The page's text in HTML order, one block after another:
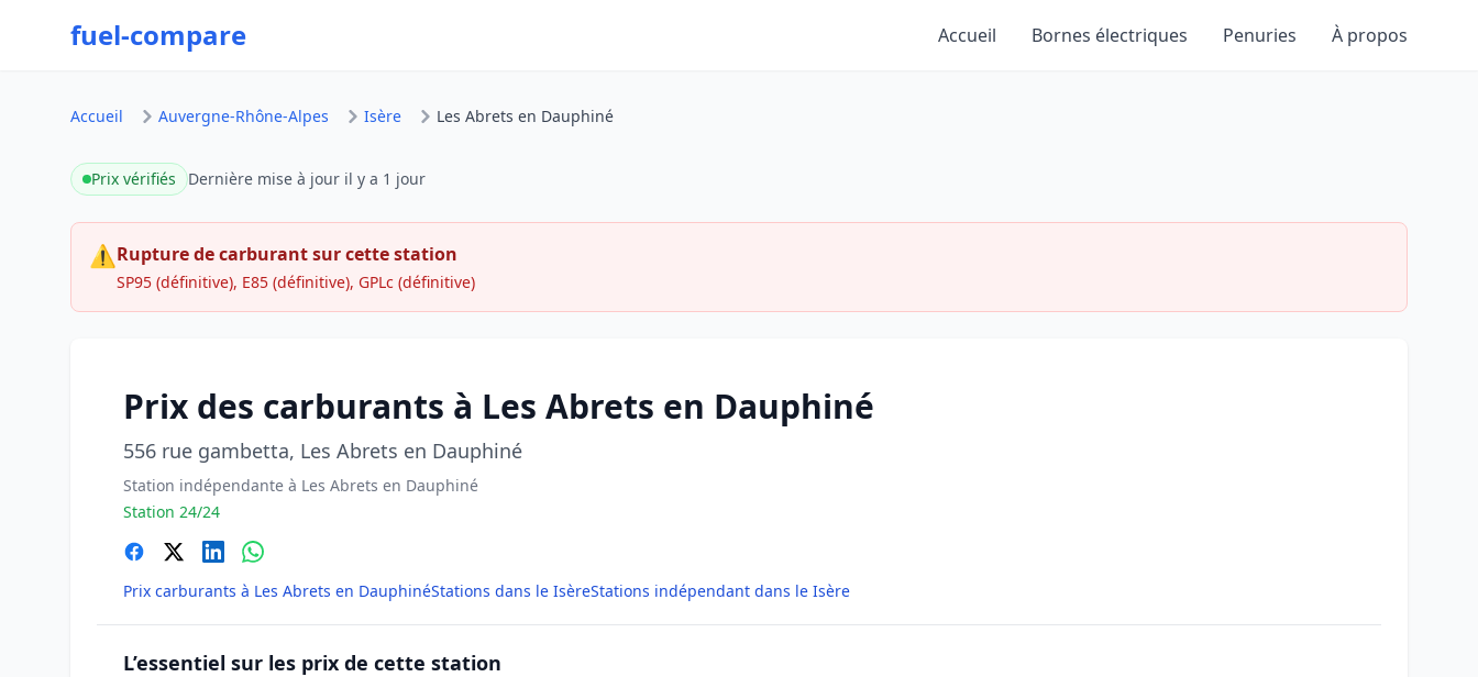
fuel-compare Accueil Bornes électriques Penuries À propos
Accueil Auvergne-Rhône-Alpes Isère Les Abrets en Dauphiné
Prix vérifiés Dernière mise à jour il y a 1 jour
⚠Rupture de carburant sur cette station
SP95 (définitive), E85 (définitive), GPLc (définitive)
Prix des carburants à Les Abrets en Dauphiné
556 rue gambetta, Les Abrets en Dauphiné
Station indépendante à Les Abrets en Dauphiné
Station 24/24
Prix carburants à Les Abrets en DauphinéStations dans le IsèreStations indépendant dans le Isère
L’essentiel sur les prix de cette station